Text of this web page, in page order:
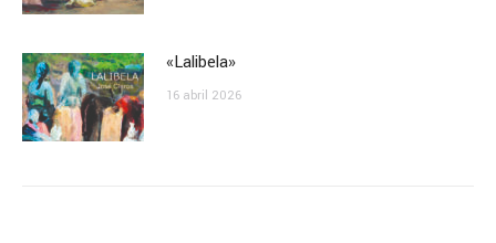
«Lalibela»
16 abril 2026